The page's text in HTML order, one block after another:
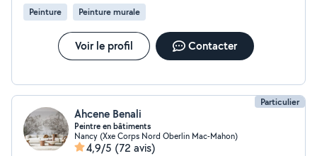
Peinture Peinture murale
Voir le profil Contacter
Particulier
Ahcene Benali
Peintre en bâtiments
Nancy (Xxe Corps Nord Oberlin Mac-Mahon)
4,9/5 (72 avis)